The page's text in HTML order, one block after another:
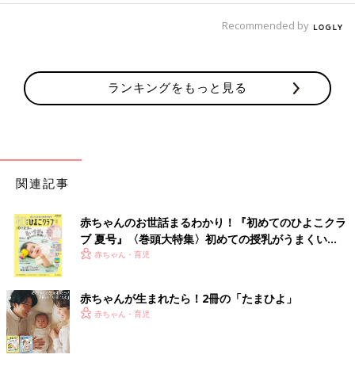
下の子もひらがなが読めるようになったので、絵本を声に出して
きょうだい同士で読み聞かせしています。読みながら「このと
ね」や「ジャックと豆の木」を読んで聞かせて、少しずつ文字が
多い物語を読むことに慣れてきたようです。でも学校の宿題の音
ずに、だれが話しているのかは子どもたちの想像に任せるなどし
ています。
――いろいろと楽しみながら実践しているんですね。ほかにもあ
りますか？
加藤 あとはやっぱりしかり方ですね。つい感情的にしかってし
まってから「こんなしかり方をしたらトラウマになるんじゃない
か」と心配になっていたんですけど、この連載で何人もの先生方
から「愛情を持って接していれば、少々理不尽でも子どもたちに
は通じる」と教えてもらいました。
Recommended by
ランキングをもっと見る
関連記事
赤ちゃんのお世話まるわかり！『初めてのひよこクラ
ブ 夏号』〈巻頭大特集〉初めての授乳がうまくい
く！ おっぱい・ミルクの基本と夏のトラブル 解決テ
赤ちゃん・育児
赤ちゃんが生まれたら！2冊の「たまひよ」
赤ちゃん・育児